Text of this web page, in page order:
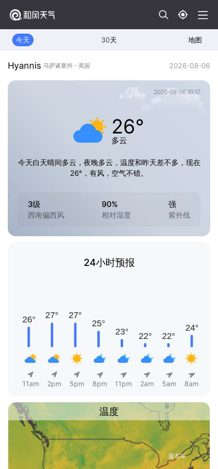
今天 30天 地图
Hyannis 马萨诸塞州 - 美国 2026-08-06
2026-08-06 10:17
26°
多云
今天白天晴间多云，夜晚多云，温度和昨天差不多，现在
26°，有风，空气不错。
3级
西南偏西风
90%
相对湿度
强
紫外线
24小时预报
11am 2pm 5pm 8pm 11pm 2am 5am 8am
温度